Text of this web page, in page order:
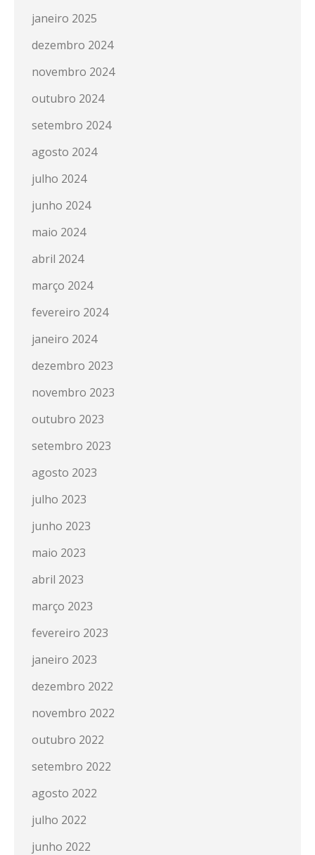
janeiro 2025
dezembro 2024
novembro 2024
outubro 2024
setembro 2024
agosto 2024
julho 2024
junho 2024
maio 2024
abril 2024
março 2024
fevereiro 2024
janeiro 2024
dezembro 2023
novembro 2023
outubro 2023
setembro 2023
agosto 2023
julho 2023
junho 2023
maio 2023
abril 2023
março 2023
fevereiro 2023
janeiro 2023
dezembro 2022
novembro 2022
outubro 2022
setembro 2022
agosto 2022
julho 2022
junho 2022